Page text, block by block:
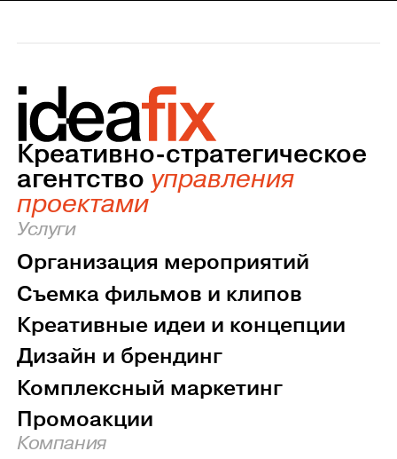
Креативно-стратегическое
агентство управления
проектами
Услуги
Организация мероприятий
Съемка фильмов и клипов
Креативные идеи и концепции
Дизайн и брендинг
Комплексный маркетинг
Промоакции
Компания